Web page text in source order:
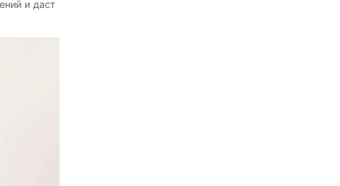
и даст